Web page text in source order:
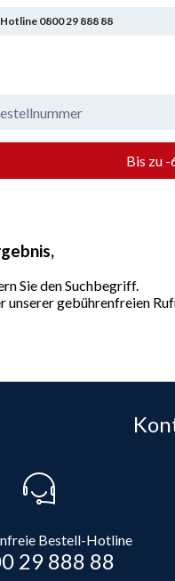
0800 29 888 88
Bis zu
Sie den Suchbegriff.
unserer gebührenfreien
Bestell-Hotline
29 888 88